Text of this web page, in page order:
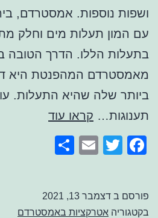
ושפות נוספות. אמסטרדם,
עם המון תעלות מים וחלק
בתעלות הללו. הדרך הטובה
מאמסטרדם המהפנטת היא
ביותר שלה שהיא התעלות.
תענוגות… קראו עודשייט
Facebook
Twitter
Email
פורסם ב דצמבר 13, 2021
בקטגוריה אטרקציות באמסטרדם